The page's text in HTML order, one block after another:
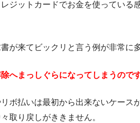
ジットカードでお金を使っている
が来てビックリと言う例が非常に
へまっしぐらになってしまうのです
ボ払いは最初から出来ないケース
取り戻しがききません。